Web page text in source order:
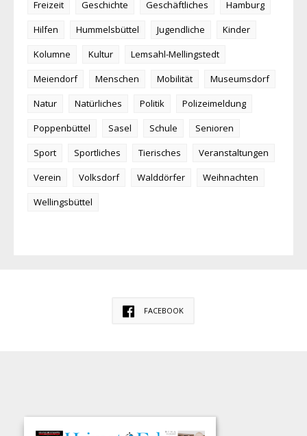
Freizeit
Geschichte Geschäftliches
Hamburg
Hilfen
Hummelsbüttel Jugendliche
Kinder
Kolumne
Kultur
Lemsahl-Mellingstedt
Meiendorf
Menschen Mobilität
Museumsdorf
Natur
Natürliches Politik
Polizeimeldung
Poppenbüttel
Sasel Schule
Senioren
Sport
Sportliches Tierisches
Veranstaltungen
Verein
Volksdorf Walddörfer
Weihnachten
Wellingsbüttel
FACEBOOK